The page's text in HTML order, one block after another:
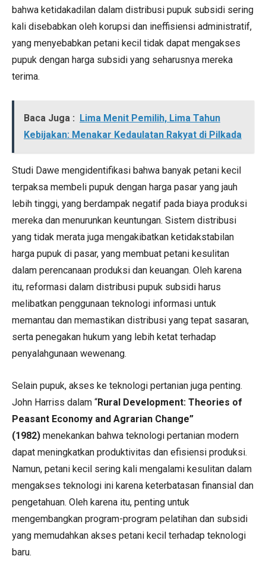
bahwa ketidakadilan dalam distribusi pupuk subsidi sering
kali disebabkan oleh korupsi dan ineffisiensi administratif,
yang menyebabkan petani kecil tidak dapat mengakses
pupuk dengan harga subsidi yang seharusnya mereka
terima.
Baca Juga : Lima Menit Pemilih, Lima Tahun
Kebijakan: Menakar Kedaulatan Rakyat di Pilkada
Studi Dawe mengidentifikasi bahwa banyak petani kecil
terpaksa membeli pupuk dengan harga pasar yang jauh
lebih tinggi, yang berdampak negatif pada biaya produksi
mereka dan menurunkan keuntungan. Sistem distribusi
yang tidak merata juga mengakibatkan ketidakstabilan
harga pupuk di pasar, yang membuat petani kesulitan
dalam perencanaan produksi dan keuangan. Oleh karena
itu, reformasi dalam distribusi pupuk subsidi harus
melibatkan penggunaan teknologi informasi untuk
memantau dan memastikan distribusi yang tepat sasaran,
serta penegakan hukum yang lebih ketat terhadap
penyalahgunaan wewenang.
Selain pupuk, akses ke teknologi pertanian juga penting.
John Harriss dalam “Rural Development: Theories of
Peasant Economy and Agrarian Change”
(1982) menekankan bahwa teknologi pertanian modern
dapat meningkatkan produktivitas dan efisiensi produksi.
Namun, petani kecil sering kali mengalami kesulitan dalam
mengakses teknologi ini karena keterbatasan finansial dan
pengetahuan. Oleh karena itu, penting untuk
mengembangkan program-program pelatihan dan subsidi
yang memudahkan akses petani kecil terhadap teknologi
baru.